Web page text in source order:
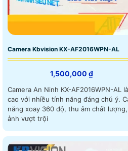
Camera Kbvision KX-AF2016WPN-AL
1,500,000 ₫
Camera An Ninh KX-AF2016WPN-AL
cao với nhiều tính năng đáng chú ý. Camera này được trang bị khả
năng xoay 360 độ, thu âm chất
ảnh vượt trội